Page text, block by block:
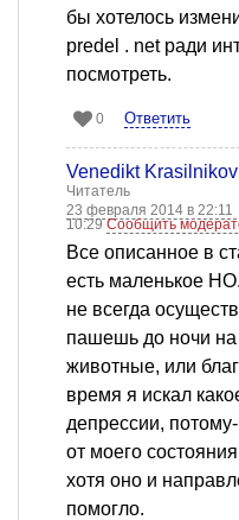
бы хотелось
predel . net ради
посмотреть.
0 Ответить
Venedikt Krasilnikov
Читатель
23 февраля 2014 в 22:11
10:29Сообщить
Все описанное в
есть маленькое
не всегда
пашешь до ночи на
животные, или
время я искал
депрессии,
от моего
хотя оно и
помогло.